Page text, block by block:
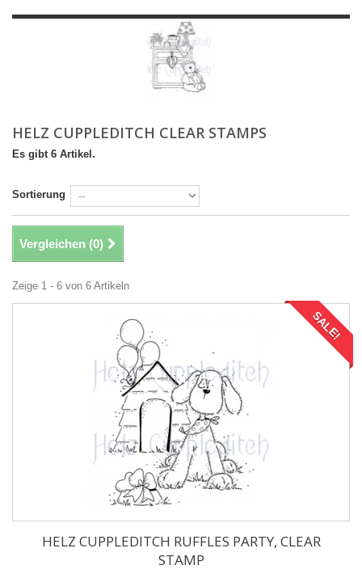
HELZ CUPPLEDITCH CLEAR STAMPS
Es gibt 6 Artikel.
Sortierung
Vergleichen (0)
Zeige 1 - 6 von 6 Artikeln
SALE!
HELZ CUPPLEDITCH RUFFLES PARTY, CLEAR
STAMP